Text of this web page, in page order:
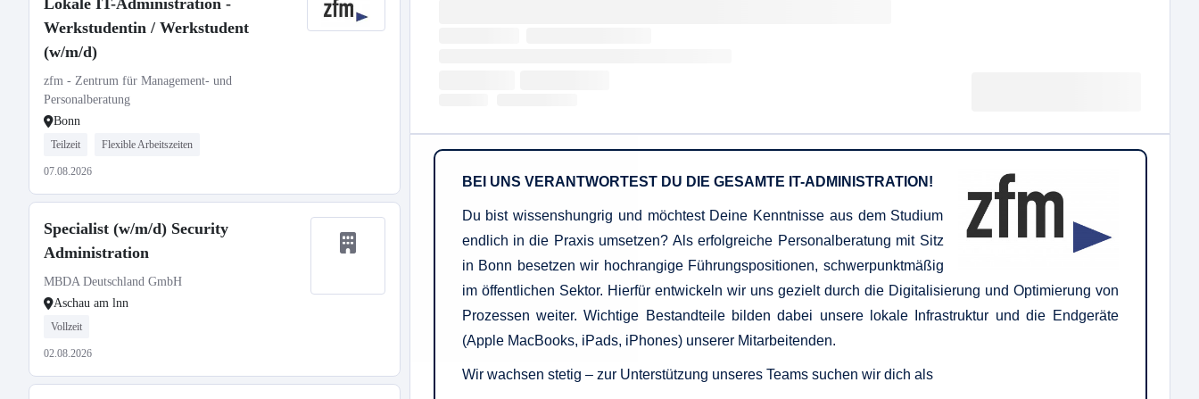
Lokale IT-Administration -
Werkstudentin / Werkstudent
(w/m/d)
zfm - Zentrum für Management- und
Personalberatung
Bonn
Teilzeit Flexible Arbeitszeiten
07.08.2026
Specialist (w/m/d) Security
Administration
MBDA Deutschland GmbH
Aschau am lnn
Vollzeit
02.08.2026